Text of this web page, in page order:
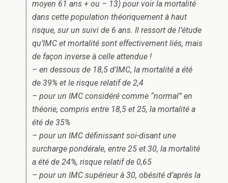
moyen 61 ans + ou – 13) pour voir la mortalité
dans cette population théoriquement à haut
risque, sur un suivi de 6 ans. Il ressort de l’étude
qu’IMC et mortalité sont effectivement liés, mais
de façon inverse à celle attendue !
– en dessous de 18,5 d’IMC, la mortalité a été
de 39% et le risque relatif de 2,4
– pour un IMC considéré comme “normal” en
théorie, compris entre 18,5 et 25, la mortalité a
été de 35%
– pour un IMC définissant soi-disant une
surcharge pondérale, entre 25 et 30, la mortalité
a été de 24%, risque relatif de 0,65
– pour un IMC supérieur à 30, obésité d’après la